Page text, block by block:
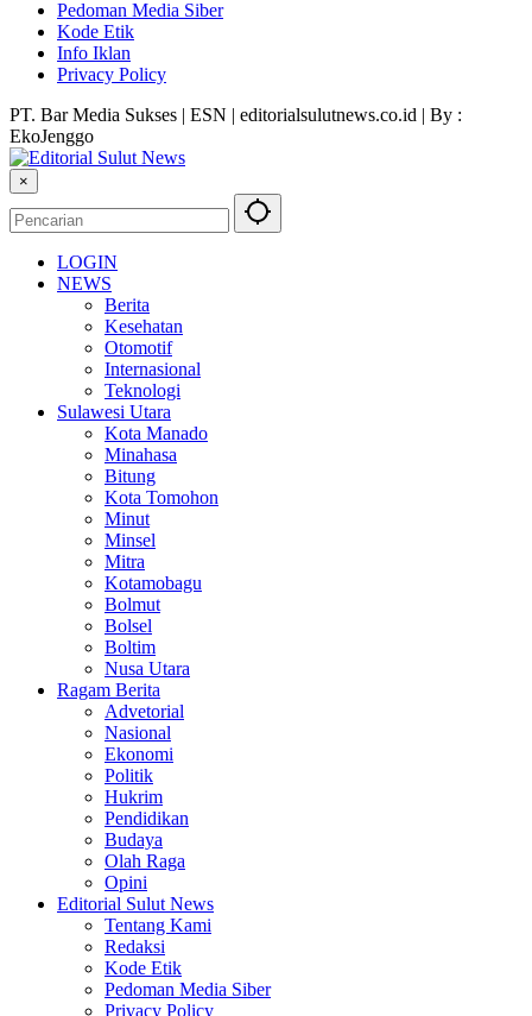
Pedoman Media Siber
Kode Etik
Info Iklan
Privacy Policy
PT. Bar Media Sukses | ESN | editorialsulutnews.co.id | By :
EkoJenggo
×
LOGIN
NEWS
Berita
Kesehatan
Otomotif
Internasional
Teknologi
Sulawesi Utara
Kota Manado
Minahasa
Bitung
Kota Tomohon
Minut
Minsel
Mitra
Kotamobagu
Bolmut
Bolsel
Boltim
Nusa Utara
Ragam Berita
Advetorial
Nasional
Ekonomi
Politik
Hukrim
Pendidikan
Budaya
Olah Raga
Opini
Editorial Sulut News
Tentang Kami
Redaksi
Kode Etik
Pedoman Media Siber
Privacy Policy